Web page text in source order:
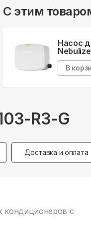
С этим
Насос
В
R3-G
Доставка и оплата
кондиционеров с